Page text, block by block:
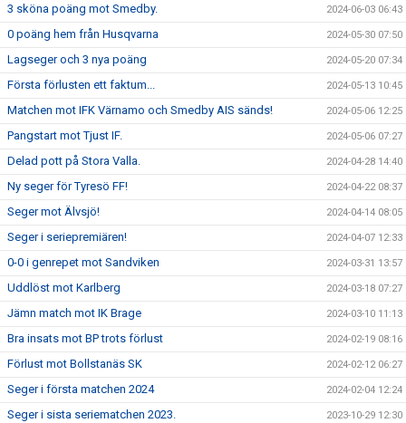
3 sköna poäng mot Smedby. 2024-06-03 06:43
0 poäng hem från Husqvarna 2024-05-30 07:50
Lagseger och 3 nya poäng 2024-05-20 07:34
Första förlusten ett faktum... 2024-05-13 10:45
Matchen mot IFK Värnamo och Smedby AIS sänds! 2024-05-06 12:25
Pangstart mot Tjust IF. 2024-05-06 07:27
Delad pott på Stora Valla. 2024-04-28 14:40
Ny seger för Tyresö FF! 2024-04-22 08:37
Seger mot Älvsjö! 2024-04-14 08:05
Seger i seriepremiären! 2024-04-07 12:33
0-0 i genrepet mot Sandviken 2024-03-31 13:57
Uddlöst mot Karlberg 2024-03-18 07:27
Jämn match mot IK Brage 2024-03-10 11:13
Bra insats mot BP trots förlust 2024-02-19 08:16
Förlust mot Bollstanäs SK 2024-02-12 06:27
Seger i första matchen 2024 2024-02-04 12:24
Seger i sista seriematchen 2023. 2023-10-29 12:30